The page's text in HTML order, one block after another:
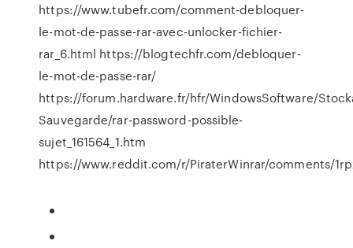
https://www.tubefr.com/comment-debloquer-
le-mot-de-passe-rar-avec-unlocker-fichier-
rar_6.html https://blogtechfr.com/debloquer-
le-mot-de-passe-rar/
https://forum.hardware.fr/hfr/WindowsSoftware/
Sauvegarde/rar-password-possible-
sujet_161564_1.htm
https://www.reddit.com/r/PiraterWinrar/comments/